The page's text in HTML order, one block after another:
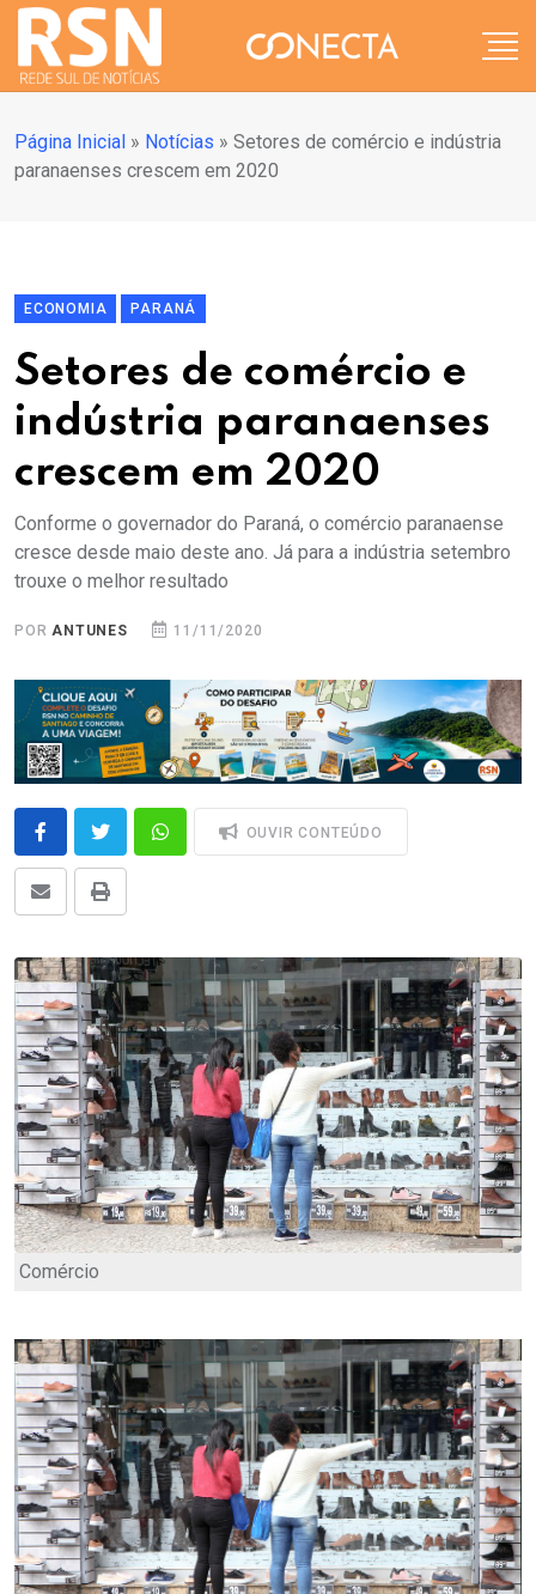
Página Inicial » Notícias » Setores de comércio e indústria
paranaenses crescem em 2020
ECONOMIA PARANÁ
Setores de comércio e
indústria paranaenses
crescem em 2020
Conforme o governador do Paraná, o comércio paranaense
cresce desde maio deste ano. Já para a indústria setembro
trouxe o melhor resultado
PORANTUNES 11/11/2020
OUVIR CONTEÚDO
Comércio